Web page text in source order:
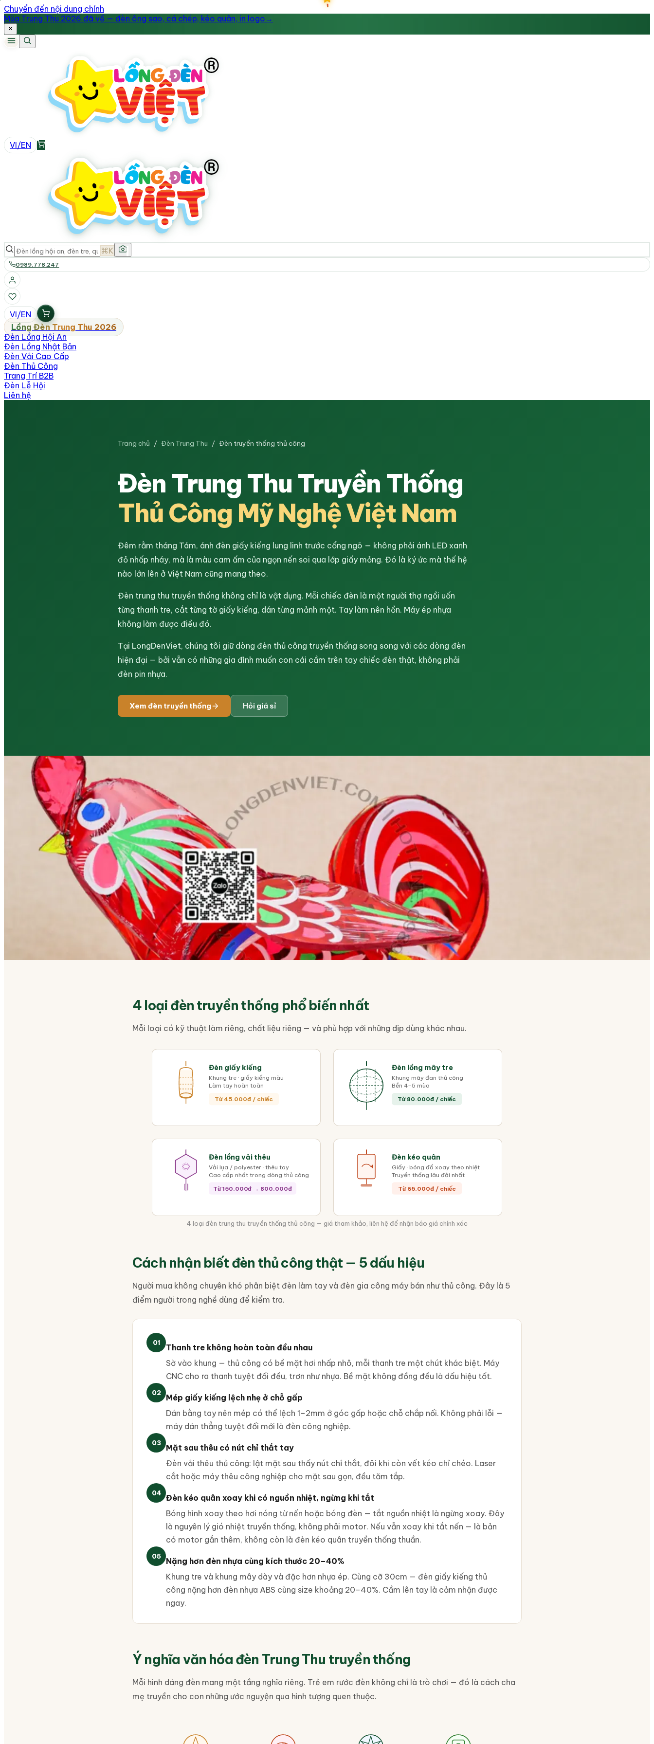
Chuyển đến nội dung chính
Mùa Trung Thu 2026 đã về — đèn ông sao, cá chép, kéo quân, in logo →
VI/EN
⌘K
0989.778.247
VI/EN
Lồng Đèn Trung Thu 2026
Đèn Lồng Hội An
Đèn Lồng Nhật Bản
Đèn Vải Cao Cấp
Đèn Thủ Công
Trang Trí B2B
Đèn Lễ Hội
Liên hệ
Trang chủ / Đèn Trung Thu / Đèn truyền thống thủ công
Đèn Trung Thu Truyền Thống
Thủ Công Mỹ Nghệ Việt Nam
Đêm rằm tháng Tám, ánh đèn giấy kiếng lung linh trước cổng ngõ — không phải ánh LED xanh
đỏ nhấp nháy, mà là màu cam ấm của ngọn nến soi qua lớp giấy mỏng. Đó là ký ức mà thế hệ
nào lớn lên ở Việt Nam cũng mang theo.
Đèn trung thu truyền thống không chỉ là vật dụng. Mỗi chiếc đèn là một người thợ ngồi uốn
từng thanh tre, cắt từng tờ giấy kiếng, dán từng mảnh một. Tay làm nên hồn. Máy ép nhựa
không làm được điều đó.
Tại LongDenViet, chúng tôi giữ dòng đèn thủ công truyền thống song song với các dòng đèn
hiện đại — bởi vẫn có những gia đình muốn con cái cầm trên tay chiếc đèn thật, không phải
đèn pin nhựa.
Xem đèn truyền thống Hỏi giá sỉ
4 loại đèn truyền thống phổ biến nhất
Mỗi loại có kỹ thuật làm riêng, chất liệu riêng — và phù hợp với những dịp dùng khác nhau.
Đèn giấy kiếng
Khung tre · giấy kiếng màu
Làm tay hoàn toàn
Từ 45.000đ / chiếc
Đèn lồng mây tre
Khung mây đan thủ công
Bền 4–5 mùa
Từ 80.000đ / chiếc
Đèn lồng vải thêu
Vải lụa / polyester · thêu tay
Cao cấp nhất trong dòng thủ công
Từ 150.000đ → 800.000đ
Đèn kéo quân
Giấy · bóng đổ xoay theo nhiệt
Truyền thống lâu đời nhất
Từ 65.000đ / chiếc
4 loại đèn trung thu truyền thống thủ công — giá tham khảo, liên hệ để nhận báo giá chính xác
Cách nhận biết đèn thủ công thật — 5 dấu hiệu
Người mua không chuyên khó phân biệt đèn làm tay và đèn gia công máy bán như thủ công. Đây là 5
điểm người trong nghề dùng để kiểm tra.
01
Thanh tre không hoàn toàn đều nhau
Sờ vào khung — thủ công có bề mặt hơi nhấp nhô, mỗi thanh tre một chút khác biệt. Máy
CNC cho ra thanh tuyệt đối đều, trơn như nhựa. Bề mặt không đồng đều là dấu hiệu tốt.
02
Mép giấy kiếng lệch nhẹ ở chỗ gấp
Dán bằng tay nên mép có thể lệch 1–2mm ở góc gấp hoặc chỗ chắp nối. Không phải lỗi —
máy dán thẳng tuyệt đối mới là đèn công nghiệp.
03
Mặt sau thêu có nút chỉ thắt tay
Đèn vải thêu thủ công: lật mặt sau thấy nút chỉ thắt, đôi khi còn vết kéo chỉ chéo. Laser
cắt hoặc máy thêu công nghiệp cho mặt sau gọn, đều tăm tắp.
04
Đèn kéo quân xoay khi có nguồn nhiệt, ngừng khi tắt
Bóng hình xoay theo hơi nóng từ nến hoặc bóng đèn — tắt nguồn nhiệt là ngừng xoay. Đây
là nguyên lý gió nhiệt truyền thống, không phải motor. Nếu vẫn xoay khi tắt nến — là bản
có motor gắn thêm, không còn là đèn kéo quân truyền thống thuần.
05
Nặng hơn đèn nhựa cùng kích thước 20–40%
Khung tre và khung mây dày và đặc hơn nhựa ép. Cùng cỡ 30cm — đèn giấy kiếng thủ
công nặng hơn đèn nhựa ABS cùng size khoảng 20–40%. Cầm lên tay là cảm nhận được
ngay.
Ý nghĩa văn hóa đèn Trung Thu truyền thống
Mỗi hình dáng đèn mang một tầng nghĩa riêng. Trẻ em rước đèn không chỉ là trò chơi — đó là cách cha
mẹ truyền cho con những ước nguyện qua hình tượng quen thuộc.